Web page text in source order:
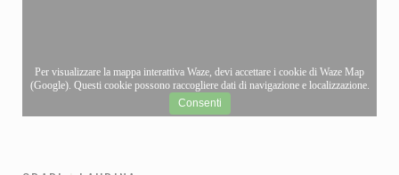
Per visualizzare la mappa interattiva Waze, devi accettare i cookie di Waze Map
(Google). Questi cookie possono raccogliere dati di navigazione e localizzazione.
Consenti